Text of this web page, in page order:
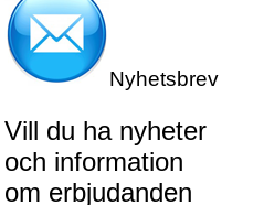
Nyhetsbrev
Vill du ha nyheter
och information
om erbjudanden